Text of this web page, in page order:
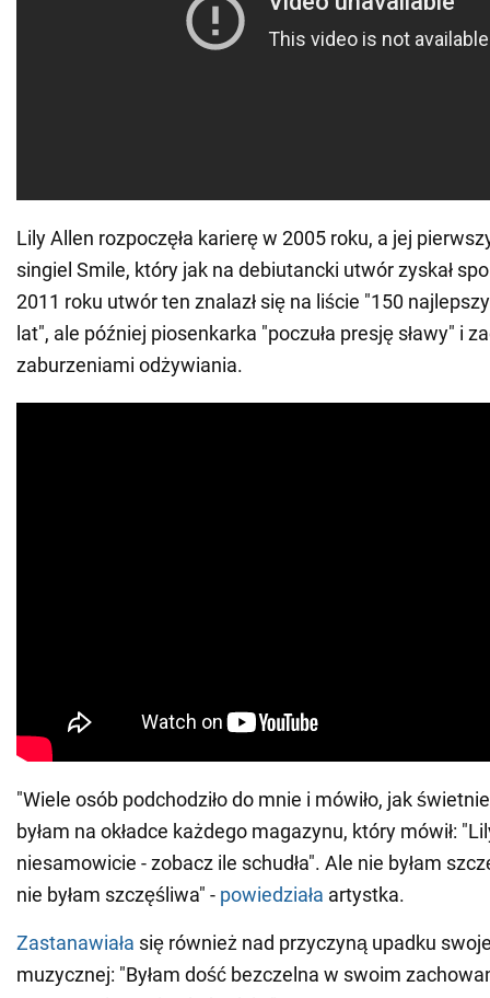
Lily Allen rozpoczęła karierę w 2005 roku, a jej
singiel Smile, który jak na debiutancki utwór zyskał
2011 roku utwór ten znalazł się na liście "150
lat", ale później piosenkarka "poczuła presję sławy" i
zaburzeniami odżywiania.
"Wiele osób podchodziło do mnie i mówiło, jak
byłam na okładce każdego magazynu, który mówił:
niesamowicie - zobacz ile schudła". Ale nie byłam
nie byłam szczęśliwa" - powiedziała artystka.
Zastanawiała się również nad przyczyną upadku
muzycznej: "Byłam dość bezczelna w swoim